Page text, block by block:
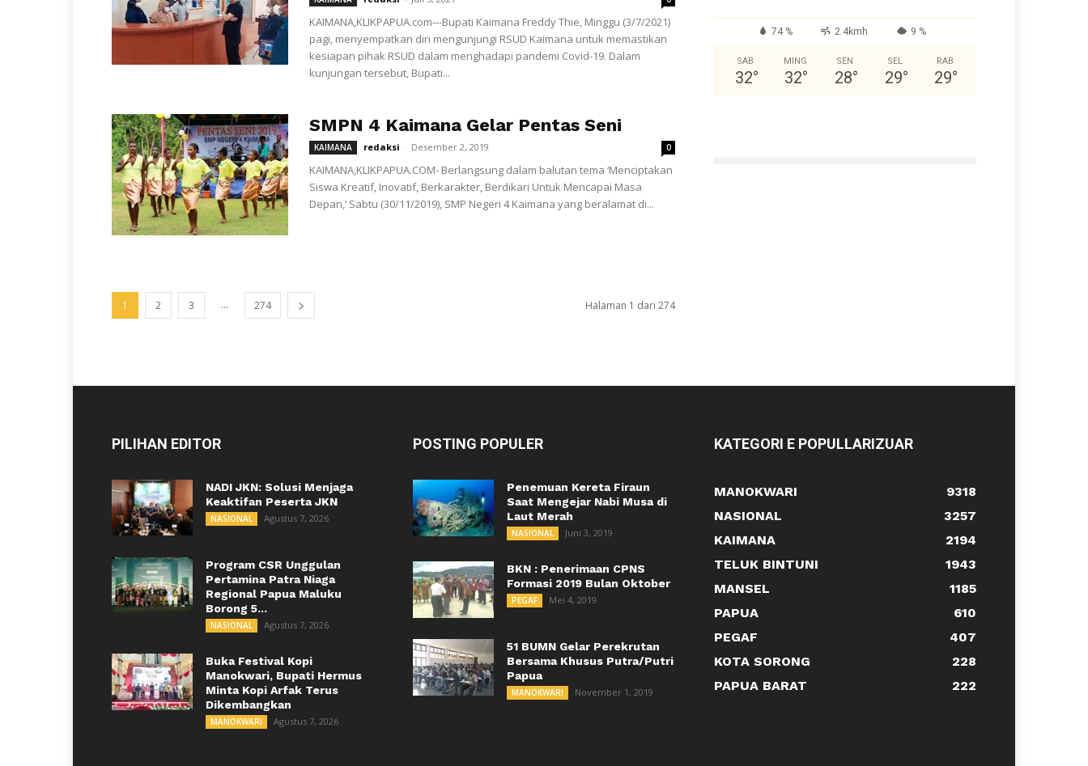
KAIMANA,KLIKPAPUA.com---Bupati Kaimana Freddy Thie, Minggu (3/7/2021)
pagi, menyempatkan diri mengunjungi RSUD Kaimana untuk memastikan
kesiapan pihak RSUD dalam menghadapi pandemi Covid-19. Dalam
kunjungan tersebut, Bupati...
SMPN 4 Kaimana Gelar Pentas Seni
KAIMANA redaksi - Desember 2, 2019 0
KAIMANA,KLIKPAPUA.COM- Berlangsung dalam balutan tema ‘Menciptakan
Siswa Kreatif, Inovatif, Berkarakter, Berdikari Untuk Mencapai Masa
Depan,’ Sabtu (30/11/2019), SMP Negeri 4 Kaimana yang beralamat di...
1 2 3 ... 274 Halaman 1 dari 274
74 % 2.4kmh 9 %
SAB
32°
MING
32°
SEN
28°
SEL
29°
RAB
29°
PILIHAN EDITOR
NADI JKN: Solusi Menjaga
Keaktifan Peserta JKN
NASIONAL Agustus 7, 2026
Program CSR Unggulan
Pertamina Patra Niaga
Regional Papua Maluku
Borong 5...
NASIONAL Agustus 7, 2026
Buka Festival Kopi
Manokwari, Bupati Hermus
Minta Kopi Arfak Terus
Dikembangkan
MANOKWARI Agustus 7, 2026
POSTING POPULER
Penemuan Kereta Firaun
Saat Mengejar Nabi Musa di
Laut Merah
NASIONAL Juni 3, 2019
BKN : Penerimaan CPNS
Formasi 2019 Bulan Oktober
PEGAF Mei 4, 2019
51 BUMN Gelar Perekrutan
Bersama Khusus Putra/Putri
Papua
MANOKWARI November 1, 2019
KATEGORI E POPULLARIZUAR
MANOKWARI
9318
NASIONAL
3257
KAIMANA
2194
TELUK BINTUNI
1943
MANSEL
1185
PAPUA
610
PEGAF
407
KOTA SORONG
228
PAPUA BARAT
222